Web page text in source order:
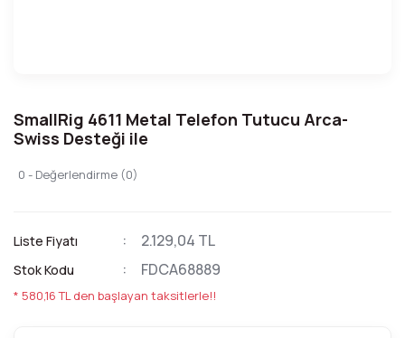
SmallRig 4611 Metal Telefon Tutucu Arca-
Swiss Desteği ile
0 - Değerlendirme (0)
Liste Fiyatı 2.129,04 TL
Stok Kodu FDCA68889
* 580,16 TL den başlayan taksitlerle!!